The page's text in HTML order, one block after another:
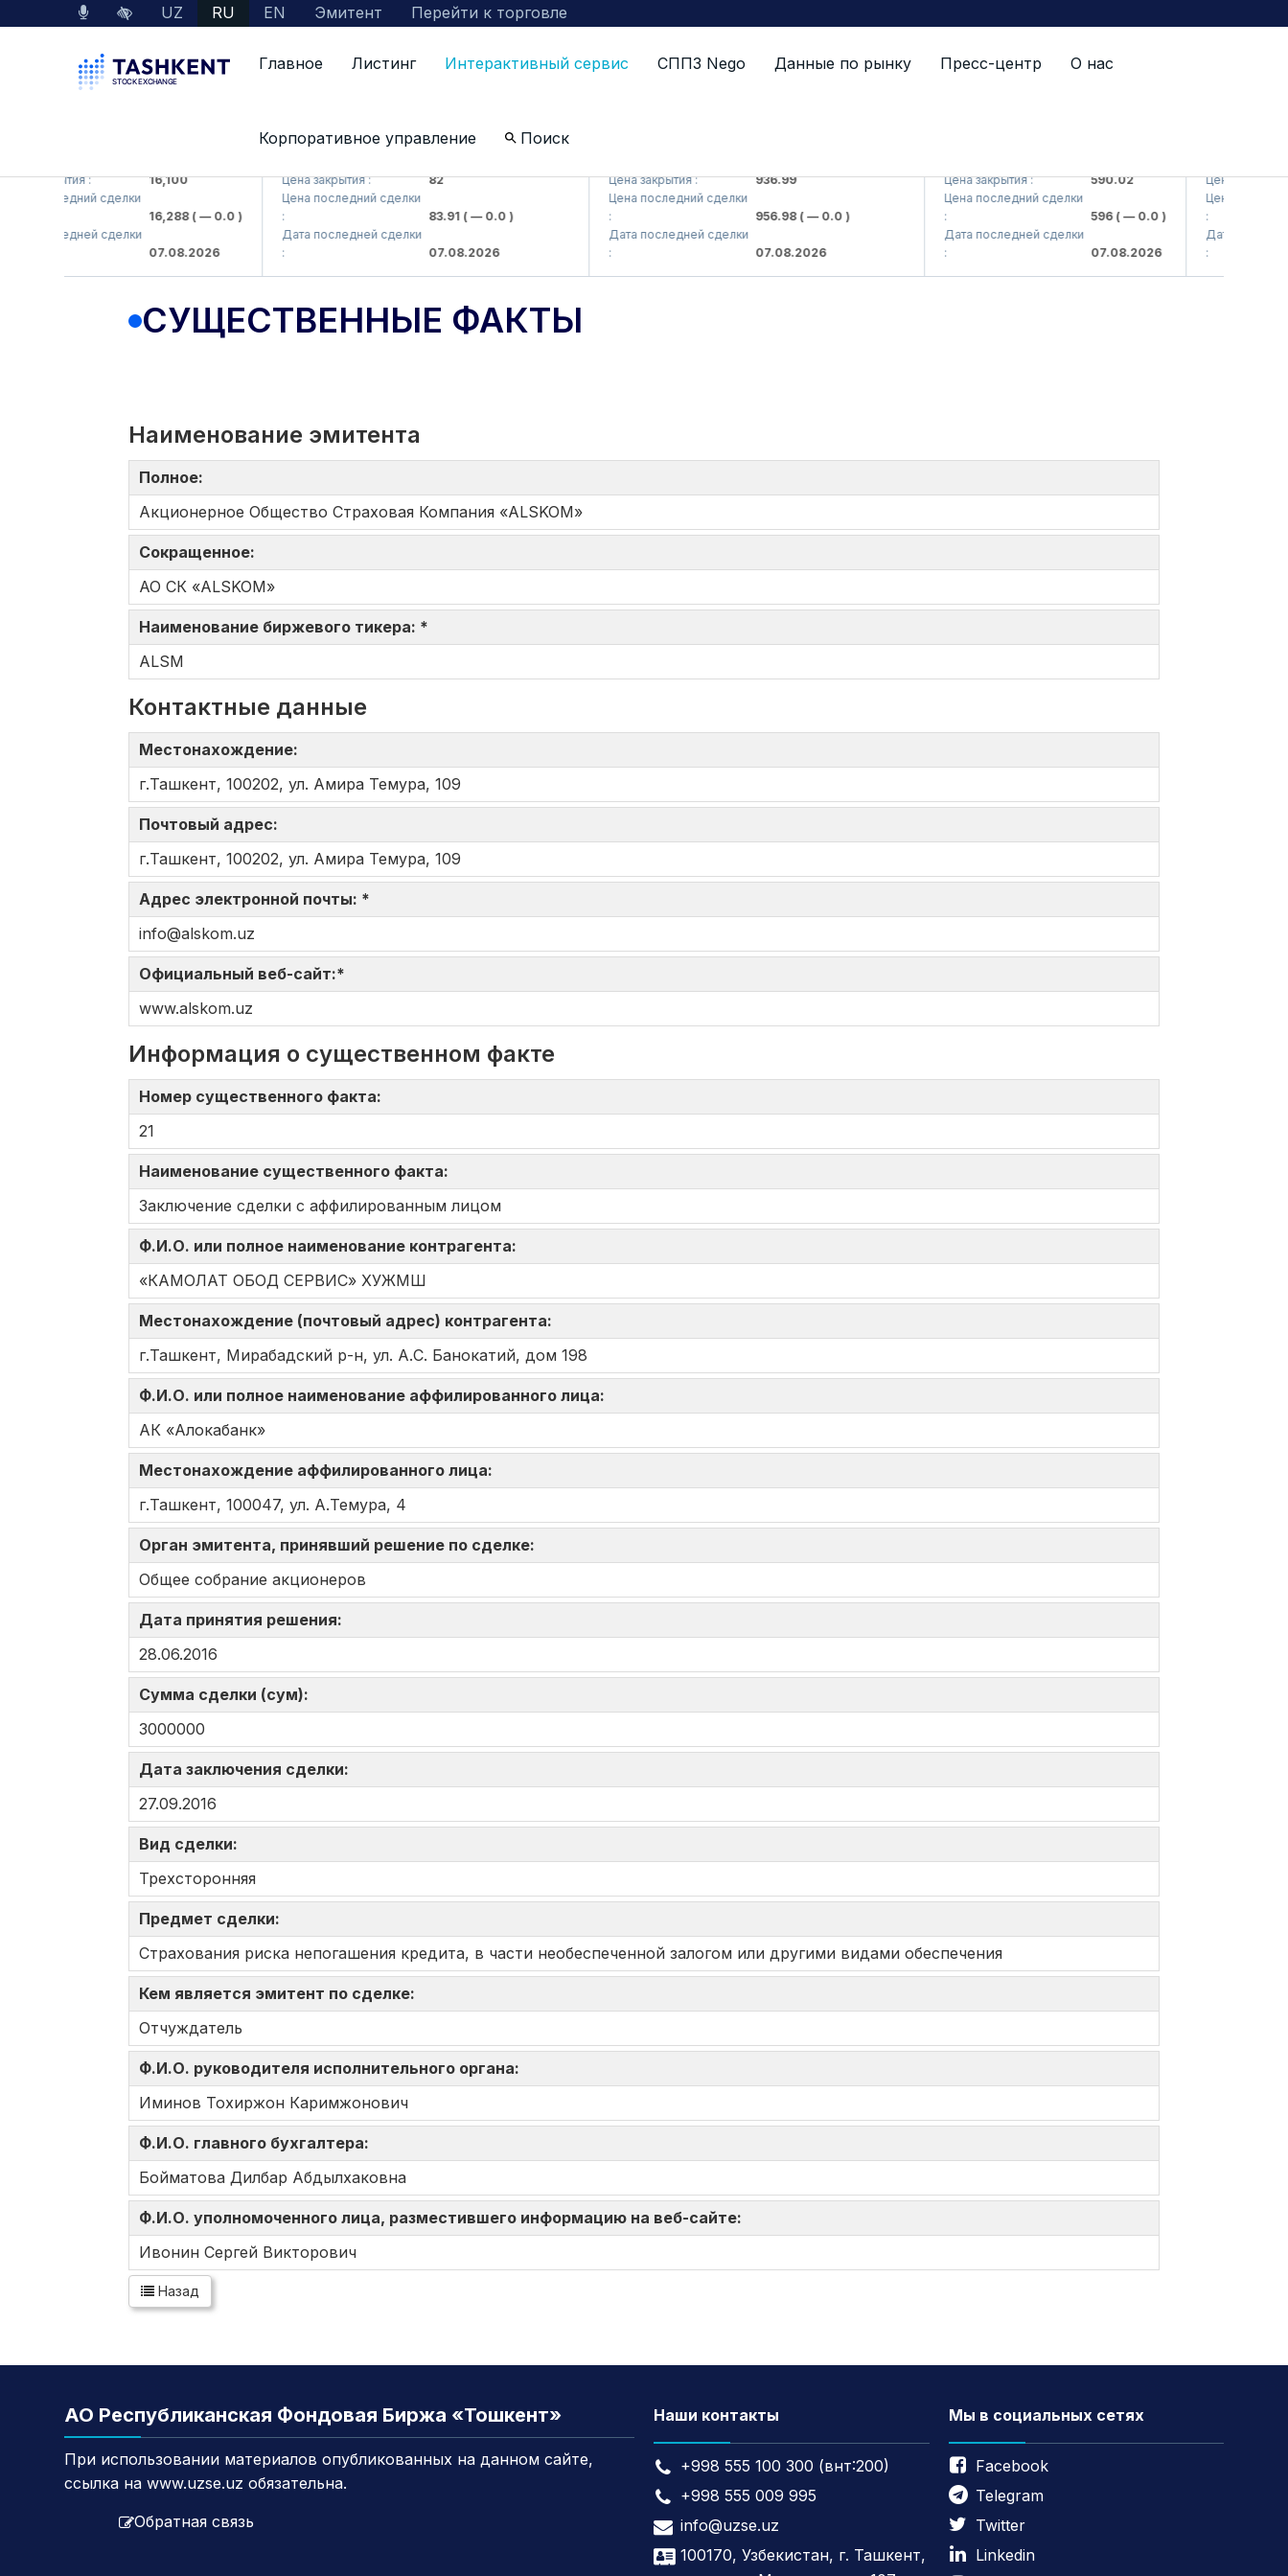
UZ RU EN Эмитент Перейти к торговле
Главное Листинг Интерактивный сервис СППЗ Nego Данные по рынку Пресс-центр О нас
Корпоративное управление Поиск
закрытия :
16,100
последний сделки
16,288( — 0.0 )
последней сделки
07.08.2026
Цена закрытия :
82
Цена последний сделки
83.91( — 0.0 )
Дата последней сделки
07.08.2026
Цена закрытия :
936.99
Цена последний сделки
956.98( — 0.0 )
Дата последней сделки
07.08.2026
Цена закрытия :
590.02
Цена последний сделки
596( — 0.0 )
Дата последней сделки
07.08.2026
Цена закрытия :
Цена последний
Дата последней
СУЩЕСТВЕННЫЕ ФАКТЫ
Наименование эмитента
Полное:
Акционерное Общество Страховая Компания «ALSKOM»
Сокращенное:
АО СК «ALSKOM»
Наименование биржевого тикера: *
ALSM
Контактные данные
Местонахождение:
г.Ташкент, 100202, ул. Амира Темура, 109
Почтовый адрес:
г.Ташкент, 100202, ул. Амира Темура, 109
Адрес электронной почты: *
info@alskom.uz
Официальный веб-сайт:*
www.alskom.uz
Информация о существенном факте
Номер существенного факта:
21
Наименование существенного факта:
Заключение сделки с аффилированным лицом
Ф.И.О. или полное наименование контрагента:
«КАМОЛАТ ОБОД СЕРВИС» ХУЖМШ
Местонахождение (почтовый адрес) контрагента:
г.Ташкент, Мирабадский р-н, ул. А.С. Банокатий, дом 198
Ф.И.О. или полное наименование аффилированного лица:
АК «Алокабанк»
Местонахождение аффилированного лица:
г.Ташкент, 100047, ул. А.Темура, 4
Орган эмитента, принявший решение по сделке:
Общее собрание акционеров
Дата принятия решения:
28.06.2016
Сумма сделки (сум):
3000000
Дата заключения сделки:
27.09.2016
Вид сделки:
Трехсторонняя
Предмет сделки:
Страхования риска непогашения кредита, в части необеспеченной залогом или другими видами обеспечения
Кем является эмитент по сделке:
Отчуждатель
Ф.И.О. руководителя исполнительного органа:
Иминов Тохиржон Каримжонович
Ф.И.О. главного бухгалтера:
Бойматова Дилбар Абдылхаковна
Ф.И.О. уполномоченного лица, разместившего информацию на веб-сайте:
Ивонин Сергей Викторович
Назад
АО Республиканская Фондовая Биржа «Тошкент»
При использовании материалов опубликованных на данном сайте,
ссылка на www.uzse.uz обязательна.
Обратная связь
Наши контакты
+998 555 100 300 (внт:200)
+998 555 009 995
info@uzse.uz
100170, Узбекистан, г. Ташкент,
Мы в социальных сетях
Facebook
Telegram
Twitter
Linkedin